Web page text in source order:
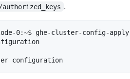
authorized_keys .
configuration